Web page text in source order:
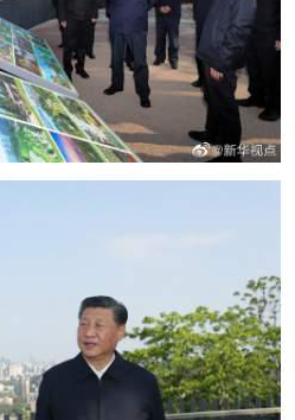
上海 江苏
福建 江西
湖北 湖南
海南 重庆
黑龙江